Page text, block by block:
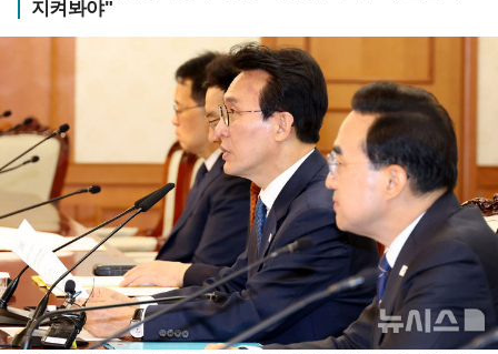
지켜봐야"